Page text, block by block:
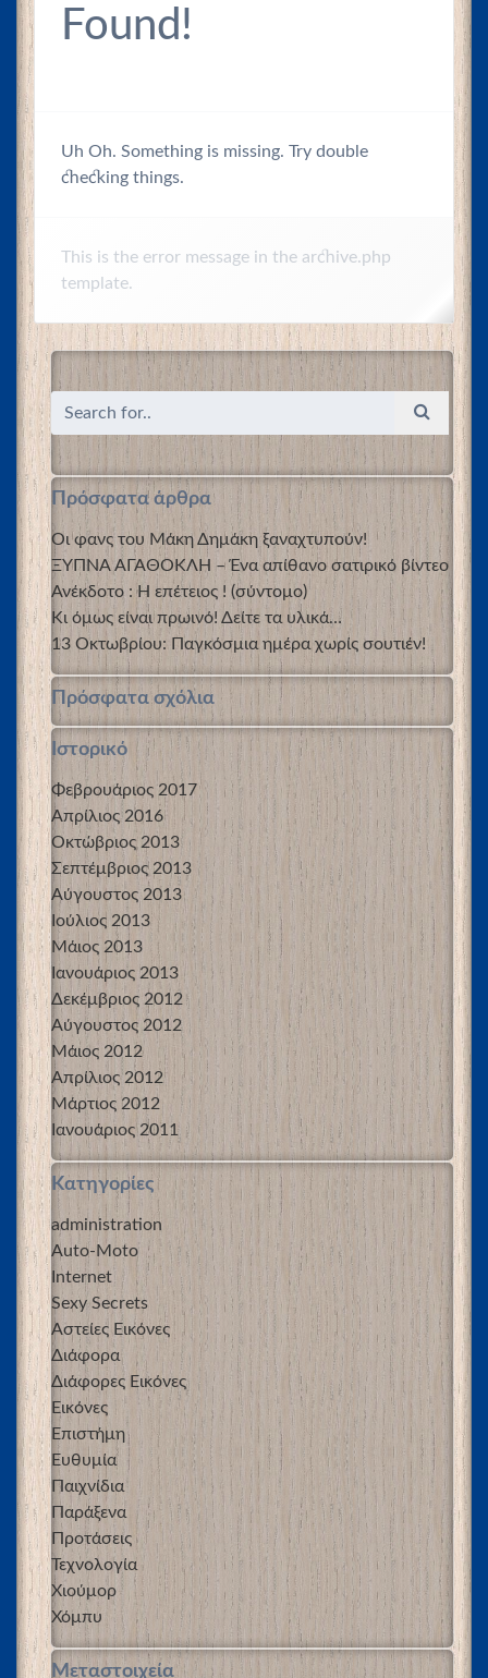
Found!
Uh Oh. Something is missing. Try double
checking things.
This is the error message in the archive.php
template.
Πρόσφατα άρθρα
Οι φανς του Μάκη Δημάκη ξαναχτυπούν!
ΞΥΠΝΑ ΑΓΑΘΟΚΛΗ – Ένα απίθανο σατιρικό βίντεο
Ανέκδοτο : Η επέτειος ! (σύντομο)
Κι όμως είναι πρωινό! Δείτε τα υλικά…
13 Οκτωβρίου: Παγκόσμια ημέρα χωρίς σουτιέν!
Πρόσφατα σχόλια
Ιστορικό
Φεβρουάριος 2017
Απρίλιος 2016
Οκτώβριος 2013
Σεπτέμβριος 2013
Αύγουστος 2013
Ιούλιος 2013
Μάιος 2013
Ιανουάριος 2013
Δεκέμβριος 2012
Αύγουστος 2012
Μάιος 2012
Απρίλιος 2012
Μάρτιος 2012
Ιανουάριος 2011
Kατηγορίες
administration
Auto-Moto
Internet
Sexy Secrets
Αστείες Εικόνες
Διάφορα
Διάφορες Εικόνες
Εικόνες
Επιστήμη
Ευθυμία
Παιχνίδια
Παράξενα
Προτάσεις
Τεχνολογία
Χιούμορ
Χόμπυ
Μεταστοιχεία